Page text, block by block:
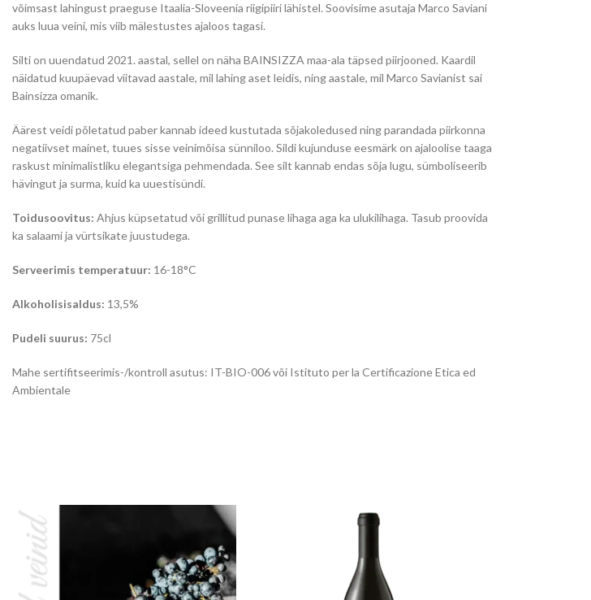
võimsast lahingust praeguse Itaalia-Sloveenia riigipiiri lähistel. Soovisime asutaja Marco Saviani
auks luua veini, mis viib mälestustes ajaloos tagasi.
Silti on uuendatud 2021. aastal, sellel on näha BAINSIZZA maa-ala täpsed piirjooned. Kaardil
näidatud kuupäevad viitavad aastale, mil lahing aset leidis, ning aastale, mil Marco Savianist sai
Bainsizza omanik.
Äärest veidi põletatud paber kannab ideed kustutada sõjakoledused ning parandada piirkonna
negatiivset mainet, tuues sisse veinimõisa sünniloo. Sildi kujunduse eesmärk on ajaloolise taaga
raskust minimalistliku elegantsiga pehmendada. See silt kannab endas sõja lugu, sümboliseerib
hävingut ja surma, kuid ka uuestisündi.
Toidusoovitus: Ahjus küpsetatud või grillitud punase lihaga aga ka ulukilihaga. Tasub proovida
ka salaami ja vürtsikate juustudega.
Serveerimis temperatuur: 16-18°C
Alkoholisisaldus: 13,5%
Pudeli suurus: 75cl
Mahe sertifitseerimis-/kontroll asutus: IT-BIO-006 või Istituto per la Certificazione Etica ed
Ambientale